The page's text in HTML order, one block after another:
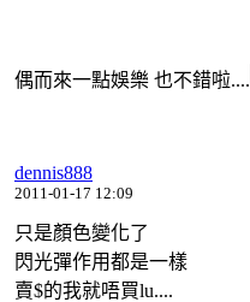
偶而來一點娛樂 也不錯啦....
dennis888
2011-01-17 12:09
只是顏色變化了
閃光彈作用都是一樣
賣$的我就唔買lu....